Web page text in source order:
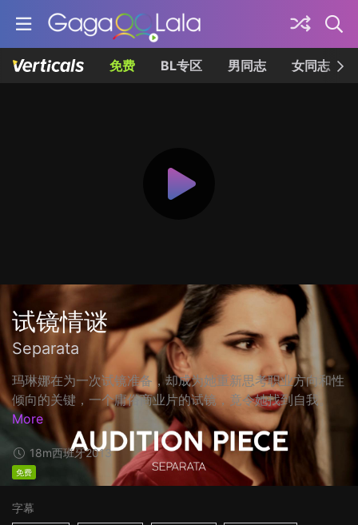
免费 BL专区 男同志 女同志
试镜情谜
Separata
玛琳娜在为一次试镜准备，却成为她重新思考职业方向和性
倾向的关键，一个庸俗商业片的试镜，竟令她找到自我。
More
18m西班牙2013
免费
字幕